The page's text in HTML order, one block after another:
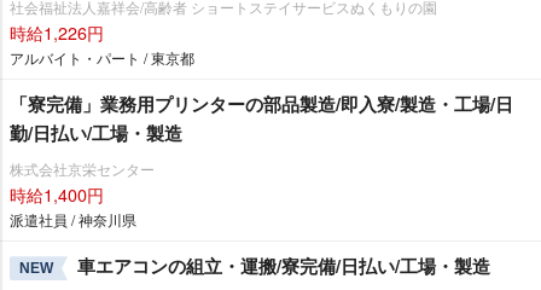
社会福祉法人嘉祥会/高齢者 ショートステイサービスぬくもりの園
時給1,226円
アルバイト・パート / 東京都
「寮完備」業務用プリンターの部品製造/即入寮/製造・工場/日
勤/日払い/工場・製造
株式会社京栄センター
時給1,400円
派遣社員 / 神奈川県
NEW 車エアコンの組立・運搬/寮完備/日払い/工場・製造